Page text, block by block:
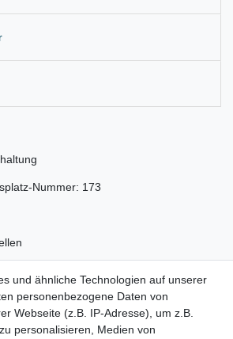
Nummer: 173
- 2010
und ähnliche Technologien auf unserer
personenbezogene Daten von
Webseite (z.B. IP-Adresse), um z.B.
personalisieren, Medien von